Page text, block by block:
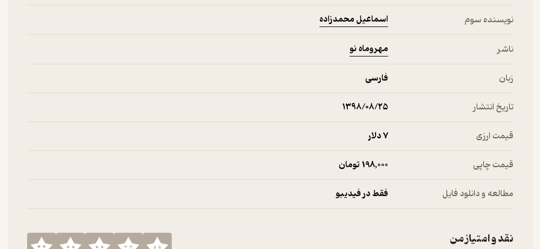
نویسنده سوم اسماعیل محمدزاده
ناشر مهروماه نو
زبان فارسی
تاریخ انتشار ۱۳۹۸/۰۸/۲۵
قیمت ارزی 7 دلار
قیمت چاپی 198,000 تومان
مطالعه و دانلود فایل فقط در فیدیبو
نقد و امتیاز من